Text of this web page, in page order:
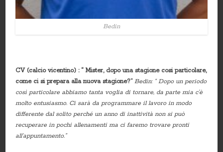
Bedin
CV (calcio vicentino) : “ Mister, dopo una stagione cosi particolare,
come ci si prepara alla nuova stagione?”Bedin: “ Dopo un periodo
così particolare abbiamo tanta voglia di tornare, da parte mia c’è
molto entusiasmo. Ci sarà da programmare il lavoro in modo
differente dal solito perché un anno di inattività non si può
recuperare in pochi allenamenti ma ci faremo trovare pronti
all’appuntamento.”